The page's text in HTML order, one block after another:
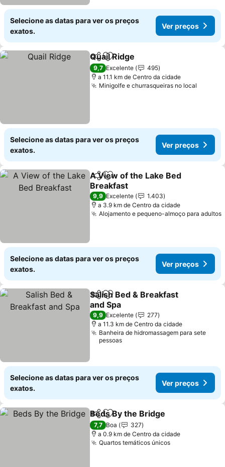
Selecione as datas para ver os preços
exatos.
Ver preços
PartilharAdicionar aos favoritos
Quail Ridge
9,7 Excelente
495
a 11.1 km de Centro da cidade
Minigolfe e churrasqueiras no local
Selecione as datas para ver os preços
exatos.
Ver preços
PartilharAdicionar aos favoritos
A View of the Lake Bed
Breakfast
Ver preços
9,9 Excelente
1.403
a 3.9 km de Centro da cidade
Alojamento e pequeno-almoço para adultos
Selecione as datas para ver os preços
exatos.
Ver preços
PartilharAdicionar aos favoritos
Salish Bed & Breakfast
and Spa
Ver preços
9,9 Excelente
277
a 11.3 km de Centro da cidade
Banheira de hidromassagem para sete
pessoas
Selecione as datas para ver os preços
exatos.
Ver preços
PartilharAdicionar aos favoritos
Beds By the Bridge
7,7 Boa
327
a 0.9 km de Centro da cidade
Quartos temáticos únicosVer preços